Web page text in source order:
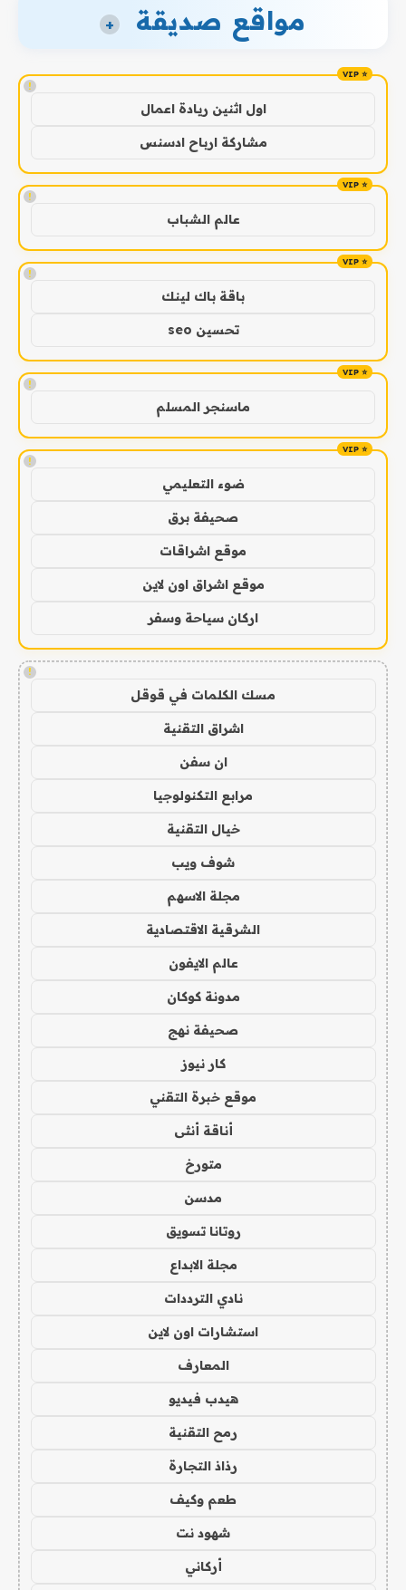
مواقع صديقة +
!
اول اثنين ريادة اعمال
مشاركة ارباح ادسنس
!
عالم الشباب
!
باقة باك لينك
تحسين seo
!
ماسنجر المسلم
!
ضوء التعليمي
صحيفة برق
موقع اشراقات
موقع اشراق اون لاين
اركان سياحة وسفر
!
مسك الكلمات في قوقل
اشراق التقنية
ان سفن
مرابع التكنولوجيا
خيال التقنية
شوف ويب
مجلة الاسهم
الشرقية الاقتصادية
عالم الايفون
مدونة كوكان
صحيفة نهج
كار نيوز
موقع خبرة التقني
أناقة أنثى
متورخ
مدسن
روتانا تسويق
مجلة الابداع
نادي الترددات
استشارات اون لاين
المعارف
هيدب فيديو
رمح التقنية
رذاذ التجارة
طعم وكيف
شهود نت
أركاني